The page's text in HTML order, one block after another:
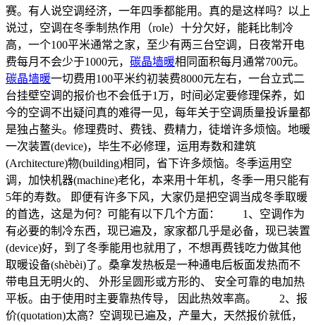
赛。有人说空调经济，一年四季都能用。真的是这样吗？以上
说过，空调在冬季制热作用（role）十分欠好，能耗比制冷
高，一个100平米通常之家，至少有两三台空调，日夜常开电
费每月不会少于1000元， 碳晶墙暖相同面积每月通常700元。
碳晶墙暖一切费用100平米约初装费8000元左右，一台立式二
台挂壁空调的报价也不会低于1万，时间必定要修理保养，如
今的空调不出疑问真的难得一见，每年关于空调质量投诉量都
是独占鳌头。修理费时、费钱、费精力，徒增许多烦恼。地暖
一次装置(device)，毕生不必修理，运用寿数和建筑
(Architecture)物(building)相同，省下许多烦恼。冬季运用空
调，加快机器(machine)老化，本来用十年机，冬季一用只能有
5年的寿数。 即便有许多下风，大家仍是把空调当成冬季取暖
的首选，这是为何？可能有以下几个方面： 1、空调作为
有必要的制冷东西，现已遍及，家家都几乎是必备，现已装置
(device)好，到了冬季能用也就用了，不想再费钱吃力做其他
取暖设备(shèbèi)了。桑拿发热板是一种通电后板面发热而不
带电且无明火的、 外形呈圆形或方形的、 安全可靠的电加热
平板。由于使用时主要靠热传导， 因此热效率高。 2、报
价(quotation)太高？空调现已遍及，产量大，天然报价就低，